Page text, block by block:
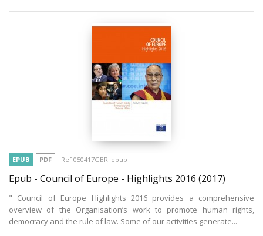
EPUB PDF Ref 050417GBR_epub
Epub - Council of Europe - Highlights 2016 (2017)
" Council of Europe Highlights 2016 provides a comprehensive
overview of the Organisation’s work to promote human rights,
democracy and the rule of law. Some of our activities generate...